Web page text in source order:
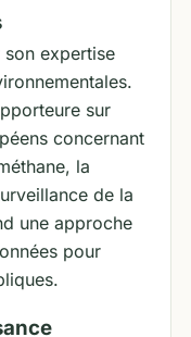
son expertise
sur
concernant
la
de la
une approche
pour